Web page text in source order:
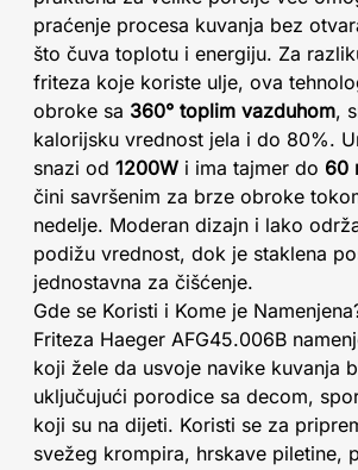
praćenje procesa kuvanja bez
što čuva toplotu i energiju. Za
friteza koje koriste ulje, ova
obroke sa 360° toplim vazduhom,
kalorijsku vrednost jela i do 80%.
snazi od 1200W i ima tajmer do 60
čini savršenim za brze obroke
nedelje. Moderan dizajn i lako
podižu vrednost, dok je staklena
jednostavna za čišćenje.
Gde se Koristi i Kome je
Friteza Haeger AFG45.006B
koji žele da usvoje navike kuvanja
uključujući porodice sa decom,
koji su na dijeti. Koristi se za
svežeg krompira, hrskave piletine,